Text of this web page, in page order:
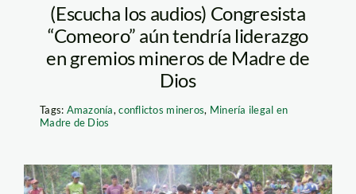
(Escucha los audios) Congresista
“Comeoro” aún tendría liderazgo
en gremios mineros de Madre de
Dios
Tags: Amazonía,conflictos mineros, Minería ilegal en
Madre de Dios